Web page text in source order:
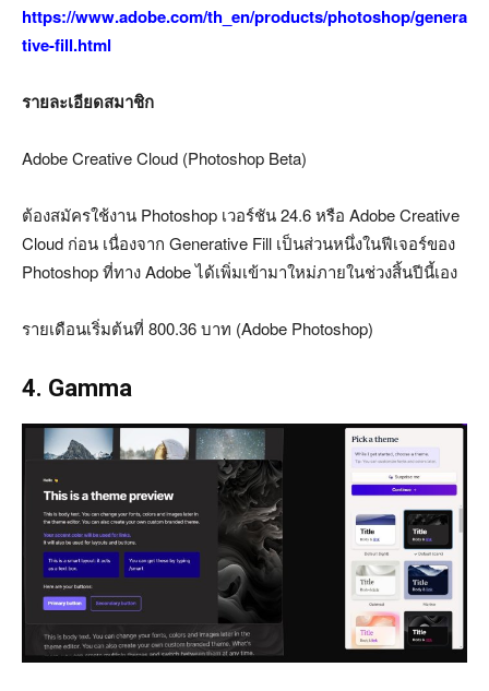
https://www.adobe.com/th_en/products/photoshop/genera
tive-fill.html
รายละเอียดสมาชิก
Adobe Creative Cloud (Photoshop Beta)
ต้องสมัครใช้งาน Photoshop เวอร์ชัน 24.6 หรือ Adobe Creative
Cloud ก่อน เนื่องจาก Generative Fill เป็นส่วนหนึ่งในฟีเจอร์ของ
Photoshop ที่ทาง Adobe ได้เพิ่มเข้ามาใหม่ภายในช่วงสิ้นปีนี้เอง
รายเดือนเริ่มต้นที่ 800.36 บาท (Adobe Photoshop)
4. Gamma